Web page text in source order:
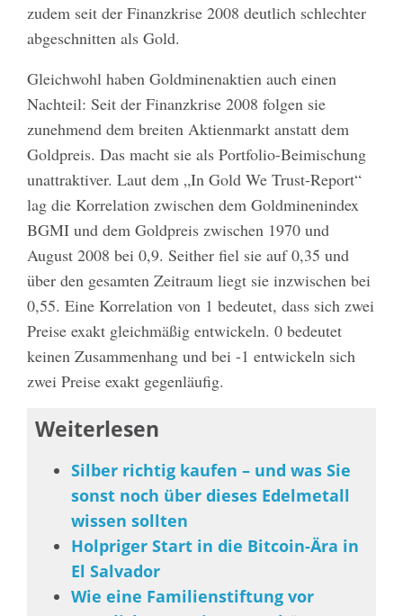
zudem seit der Finanzkrise 2008 deutlich schlechter
abgeschnitten als Gold.
Gleichwohl haben Goldminenaktien auch einen
Nachteil: Seit der Finanzkrise 2008 folgen sie
zunehmend dem breiten Aktienmarkt anstatt dem
Goldpreis. Das macht sie als Portfolio-Beimischung
unattraktiver. Laut dem „In Gold We Trust-Report“
lag die Korrelation zwischen dem Goldminenindex
BGMI und dem Goldpreis zwischen 1970 und
August 2008 bei 0,9. Seither fiel sie auf 0,35 und
über den gesamten Zeitraum liegt sie inzwischen bei
0,55. Eine Korrelation von 1 bedeutet, dass sich zwei
Preise exakt gleichmäßig entwickeln. 0 bedeutet
keinen Zusammenhang und bei -1 entwickeln sich
zwei Preise exakt gegenläufig.
Weiterlesen
Silber richtig kaufen – und was Sie
sonst noch über dieses Edelmetall
wissen sollten
Holpriger Start in die Bitcoin-Ära in
El Salvador
Wie eine Familienstiftung vor